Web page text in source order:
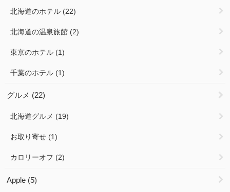
北海道のホテル (22)
北海道の温泉旅館 (2)
東京のホテル (1)
千葉のホテル (1)
グルメ (22)
北海道グルメ (19)
お取り寄せ (1)
カロリーオフ (2)
Apple (5)